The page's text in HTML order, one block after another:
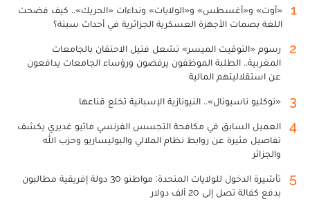
1
«أوت» و«أغسطس» و«الولايات» ونداءات «الحريك».. كيف فضحت
اللغة بصمات الأجهزة العسكرية الجزائرية في أحداث سبتة؟
2
رسوم «التوقيت الميسر» تشعل فتيل الاحتقان بالجامعات
المغربية.. الطلبة الموظفون يرفضون ورؤساء الجامعات يدافعون
عن استقلاليتهم المالية
3 «نوكليو ناسيونال».. النيونازية الإسبانية تخلع قناعها
4
العميل السابق في مكافحة التجسس الفرنسي ماثيو غديري يكشف
تفاصيل مثيرة عن روابط نظام الملالي والبوليساريو وحزب الله
والجزائر
5
تأشيرة الدخول للولايات المتحدة: مواطنو 30 دولة إفريقية مطالبون
بدفع كفالة تصل إلى 20 ألف دولار